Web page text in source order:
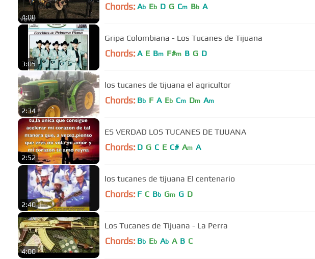
4:08
Chords: Ab Eb D G Cm Bb A
3:05
Gripa Colombiana - Los Tucanes de Tijuana
Chords: A E Bm F#m B G D
2:34
los tucanes de tijuana el agricultor
Chords: Bb F A Eb Cm Dm Am
2:52
ES VERDAD LOS TUCANES DE TIJUANA
Chords: D G C E C# Am A
2:40
los tucanes de tijuana El centenario
Chords: F C Bb Gm G D
4:00
Los Tucanes de Tijuana - La Perra
Chords: Bb Eb Ab A B C